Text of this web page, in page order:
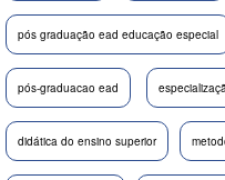
pós graduação ead educação especial
pós-graduacao ead
didática do ensino superior